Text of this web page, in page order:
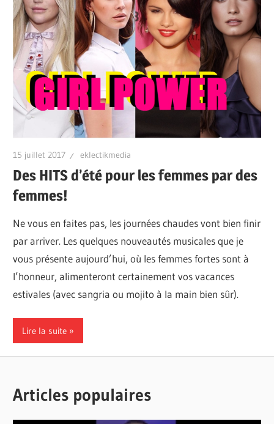
15 juillet 2017 eklectikmedia
Des HITS d’été pour les femmes par des
femmes!
Ne vous en faites pas, les journées chaudes vont bien finir
par arriver. Les quelques nouveautés musicales que je
vous présente aujourd’hui, où les femmes fortes sont à
l’honneur, alimenteront certainement vos vacances
estivales (avec sangria ou mojito à la main bien sûr).
Lire la suite
Articles populaires